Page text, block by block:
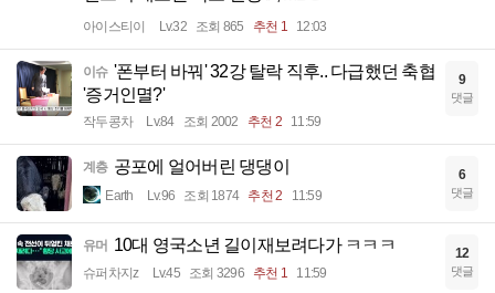
아이스티이 Lv.32 조회 865 추천 1 12:03
이슈 '폰부터 바꿔' 32강 탈락 직후.. 다급했던 축협
'증거인멸?'
작두콩차 Lv.84 조회 2002 추천 2 11:59
9
댓글
계층 공포에 얼어버린 댕댕이
Earth Lv.96 조회 1874 추천 2 11:59
6
댓글
유머 10대 영국소년 길이재보려다가 ㅋㅋㅋ
슈퍼차지z Lv.45 조회 3296 추천 1 11:59
12
댓글